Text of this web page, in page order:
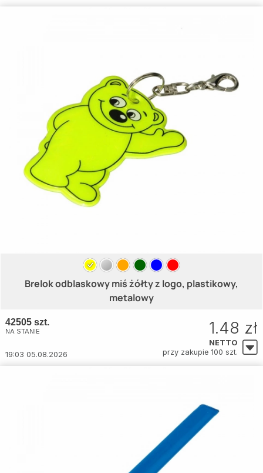
Brelok odblaskowy miś żółty z logo, plastikowy,
metalowy
42505 szt.
NA STANIE
19:03 05.08.2026
1.48 zł
NETTO
przy zakupie 100 szt.